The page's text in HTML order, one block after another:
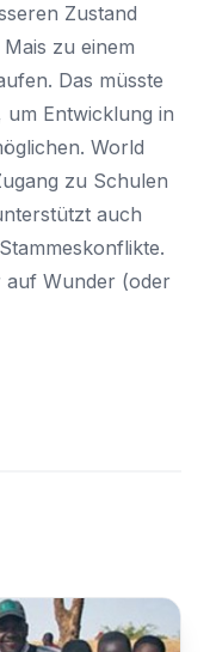
Zustand
zu einem
Das müsste
um Entwicklung in
World
zu Schulen
auch
auf Wunder (oder